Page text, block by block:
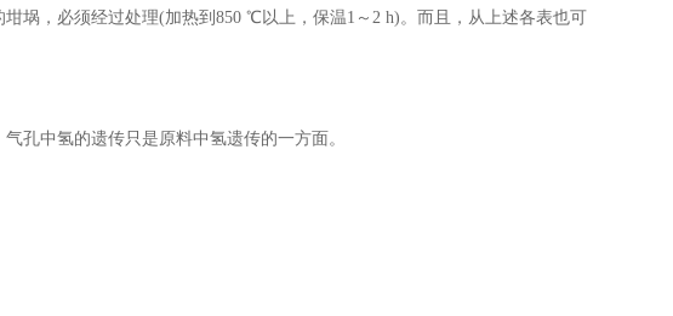
埚，必须经过处理(加热到850 ℃以上，保温1～2 h)。而且，从上述各表也可
孔中氢的遗传只是原料中氢遗传的一方面。